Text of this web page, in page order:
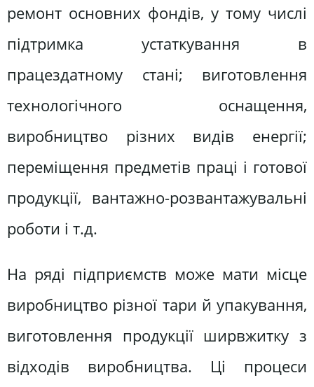
ремонт основних фондів, у тому числі
підтримка устаткування в
працездатному стані; виготовлення
технологічного оснащення,
виробництво різних видів енергії;
переміщення предметів праці і готової
продукції, вантажно-розвантажувальні
роботи і т.д.
На ряді підприємств може мати місце
виробництво різної тари й упакування,
виготовлення продукції ширвжитку з
відходів виробництва. Ці процеси